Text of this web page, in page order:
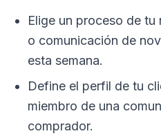
Elige un proceso de
o comunicación de
esta semana.
Define el perfil de tu
miembro de una
comprador.